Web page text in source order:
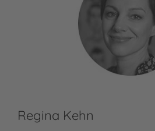
Regina Kehn